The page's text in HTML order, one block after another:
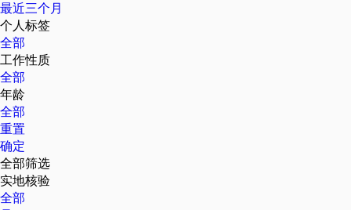
最近三个月
个人标签
全部
工作性质
全部
年龄
全部
重置
确定
全部筛选
实地核验
全部